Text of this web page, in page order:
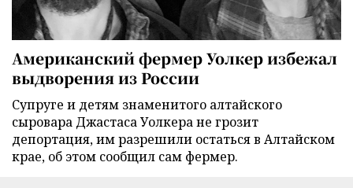
Американский фермер Уолкер избежал
выдворения из России
Супруге и детям знаменитого алтайского
сыровара Джастаса Уолкера не грозит
депортация, им разрешили остаться в Алтайском
крае, об этом сообщил сам фермер.